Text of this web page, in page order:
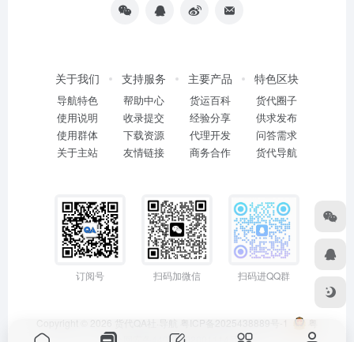
关于我们
导航特色
使用说明
使用群体
关于主站
支持服务
帮助中心
收录提交
下载资源
友情链接
主要产品
货运百科
经验分享
代理开发
商务合作
特色区块
货代圈子
供求发布
问答需求
货代导航
订阅号 扫码加微信 扫码进QQ群
Copyright © 2026 货代QA社·导航 粤ICP备2025438889号-1
粤
公网安备44011402001114号